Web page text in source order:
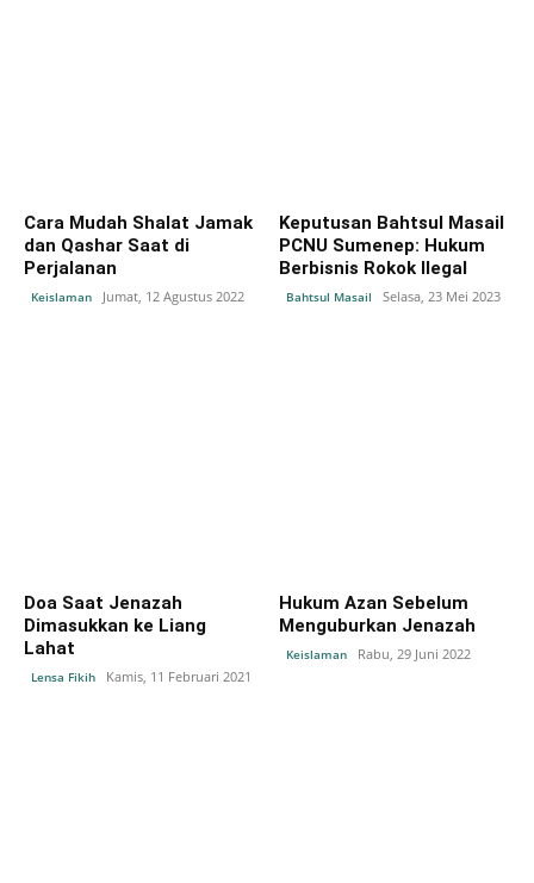
Cara Mudah Shalat Jamak
dan Qashar Saat di
Perjalanan
Keislaman Jumat, 12 Agustus 2022
Keputusan Bahtsul Masail
PCNU Sumenep: Hukum
Berbisnis Rokok Ilegal
Bahtsul Masail Selasa, 23 Mei 2023
Doa Saat Jenazah
Dimasukkan ke Liang
Lahat
Lensa Fikih Kamis, 11 Februari 2021
Hukum Azan Sebelum
Menguburkan Jenazah
Keislaman Rabu, 29 Juni 2022